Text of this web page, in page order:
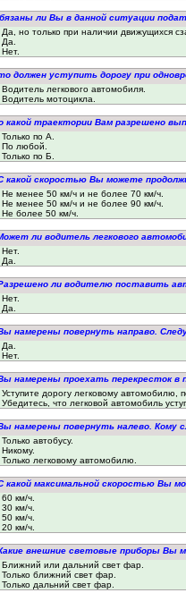
ли Вы в данной ситуации
Да, но только при наличии движущихся
Да.
Нет.
должен уступить дорогу при
Водитель легкового автомобиля.
Водитель мотоцикла.
какой траектории Вам разрешено
Только по А.
По любой.
Только по Б.
какой скоростью Вы можете
Не менее 50 км/ч и не более 70 км/ч.
Не менее 50 км/ч и не более 90 км/ч.
Не более 50 км/ч.
ли водитель легкового
Нет.
Да.
ли водителю поставить
Нет.
Да.
намерены повернуть направо.
Да.
Нет.
намерены проехать перекресток в
Уступите дорогу легковому автомобилю,
Убедитесь, что легковой автомобиль
намерены повернуть налево. Кому
Только автобусу.
Никому.
Только легковому автомобилю.
какой максимальной скоростью Вы
60 км/ч.
30 км/ч.
50 км/ч.
20 км/ч.
внешние световые приборы Вы
Ближний или дальний свет фар.
Только ближний свет фар.
Только дальний свет фар.